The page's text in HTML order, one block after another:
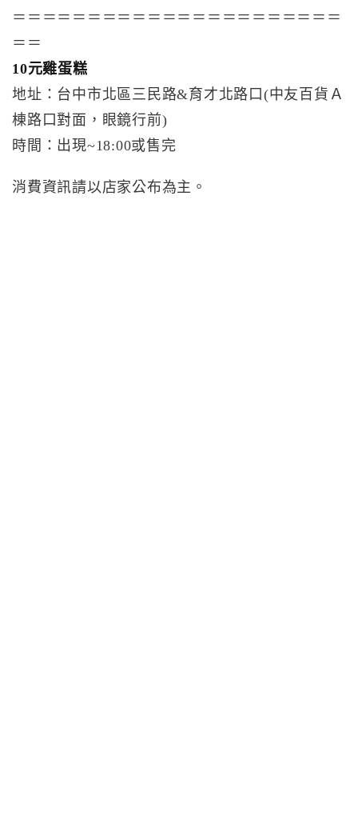
＝＝＝＝＝＝＝＝＝＝＝＝＝＝＝＝＝＝＝＝＝＝
＝＝
10元雞蛋糕
地址：台中市北區三民路&育才北路口(中友百貨Ａ
棟路口對面，眼鏡行前)
時間：出現~18:00或售完
消費資訊請以店家公布為主。